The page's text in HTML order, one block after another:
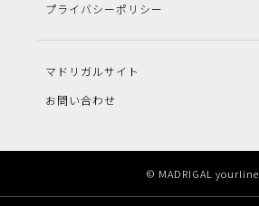
プライバシーポリシー
マドリガルサイト
お問い合わせ
© MADRIGAL yourline